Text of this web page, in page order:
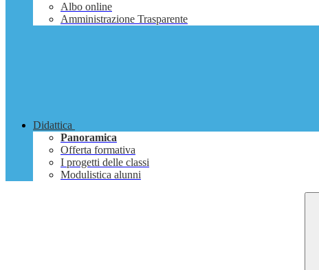
Albo online
Amministrazione Trasparente
Didattica
Panoramica
Offerta formativa
I progetti delle classi
Modulistica alunni